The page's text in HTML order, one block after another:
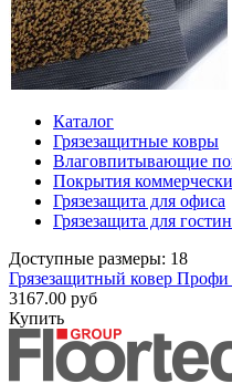
Каталог
Грязезащитные ковры
Влаговпитывающие
Покрытия
Грязезащита для офиса
Грязезащита для
Доступные размеры: 18
Грязезащитный ковер
3167.00 руб
Купить